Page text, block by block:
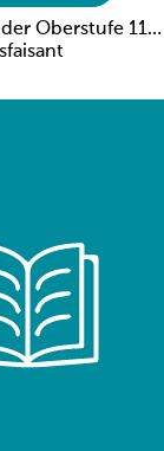
Oberstufe 11
Ausgabe Bayern